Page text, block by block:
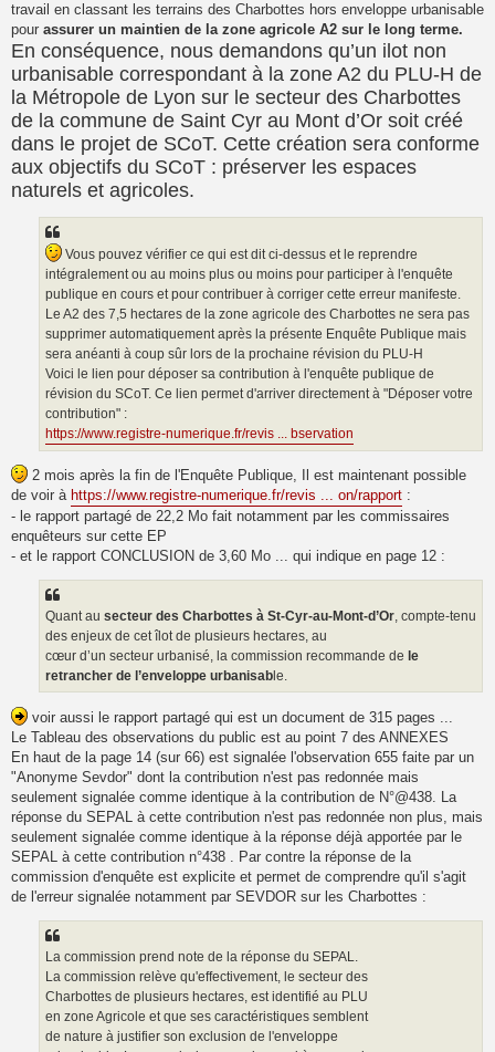
travail en classant les terrains des Charbottes hors enveloppe urbanisable
pour assurer un maintien de la zone agricole A2 sur le long terme.
En conséquence, nous demandons qu’un ilot non
urbanisable correspondant à la zone A2 du PLU-H de
la Métropole de Lyon sur le secteur des Charbottes
de la commune de Saint Cyr au Mont d’Or soit créé
dans le projet de SCoT. Cette création sera conforme
aux objectifs du SCoT : préserver les espaces
naturels et agricoles.
Vous pouvez vérifier ce qui est dit ci-dessus et le reprendre
intégralement ou au moins plus ou moins pour participer à l'enquête
publique en cours et pour contribuer à corriger cette erreur manifeste.
Le A2 des 7,5 hectares de la zone agricole des Charbottes ne sera pas
supprimer automatiquement après la présente Enquête Publique mais
sera anéanti à coup sûr lors de la prochaine révision du PLU-H
Voici le lien pour déposer sa contribution à l'enquête publique de
révision du SCoT. Ce lien permet d'arriver directement à "Déposer votre
contribution" :
https://www.registre-numerique.fr/revis ... bservation
2 mois après la fin de l'Enquête Publique, Il est maintenant possible
de voir à https://www.registre-numerique.fr/revis ... on/rapport :
- le rapport partagé de 22,2 Mo fait notamment par les commissaires
enquêteurs sur cette EP
- et le rapport CONCLUSION de 3,60 Mo ... qui indique en page 12 :
Quant au secteur des Charbottes à St-Cyr-au-Mont-d’Or, compte-tenu
des enjeux de cet îlot de plusieurs hectares, au
cœur d’un secteur urbanisé, la commission recommande de le
retrancher de l’enveloppe urbanisab le.
voir aussi le rapport partagé qui est un document de 315 pages ...
Le Tableau des observations du public est au point 7 des ANNEXES
En haut de la page 14 (sur 66) est signalée l'observation 655 faite par un
"Anonyme Sevdor" dont la contribution n'est pas redonnée mais
seulement signalée comme identique à la contribution de N°@438. La
réponse du SEPAL à cette contribution n'est pas redonnée non plus, mais
seulement signalée comme identique à la réponse déjà apportée par le
SEPAL à cette contribution n°438 . Par contre la réponse de la
commission d'enquête est explicite et permet de comprendre qu'il s'agit
de l'erreur signalée notamment par SEVDOR sur les Charbottes :
La commission prend note de la réponse du SEPAL.
La commission relève qu'effectivement, le secteur des
Charbottes de plusieurs hectares, est identifié au PLU
en zone Agricole et que ses caractéristiques semblent
de nature à justifier son exclusion de l'enveloppe